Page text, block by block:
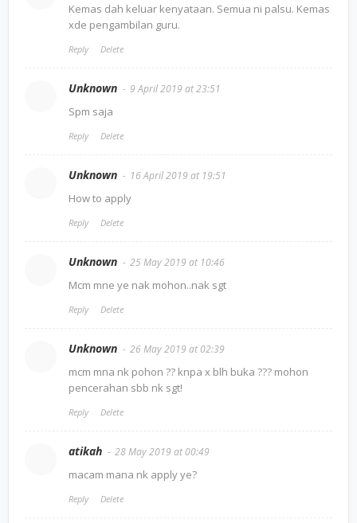
Kemas dah keluar kenyataan. Semua ni palsu. Kemas
xde pengambilan guru.
Reply Delete
Unknown 9 April 2019 at 23:51
Spm saja
Reply Delete
Unknown 16 April 2019 at 19:51
How to apply
Reply Delete
Unknown 25 May 2019 at 10:46
Mcm mne ye nak mohon..nak sgt
Reply Delete
Unknown 26 May 2019 at 02:39
mcm mna nk pohon ?? knpa x blh buka ??? mohon
pencerahan sbb nk sgt!
Reply Delete
atikah 28 May 2019 at 00:49
macam mana nk apply ye?
Reply Delete